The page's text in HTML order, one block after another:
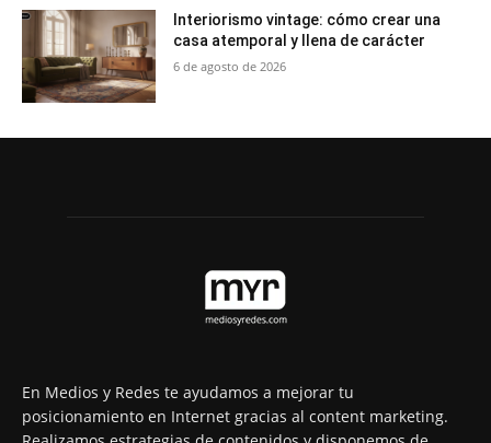
Interiorismo vintage: cómo crear una
casa atemporal y llena de carácter
6 de agosto de 2026
En Medios y Redes te ayudamos a mejorar tu
posicionamiento en Internet gracias al content marketing.